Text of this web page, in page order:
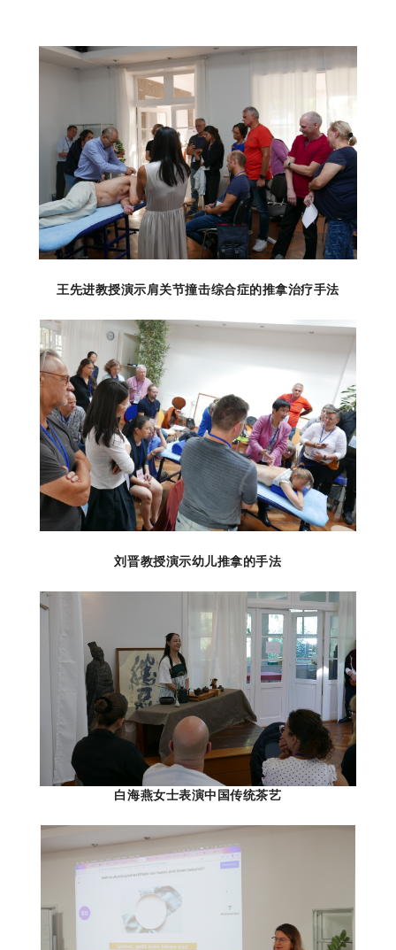
王先进教授演示肩关节撞击综合症的推拿治疗手法
刘晋教授演示幼儿推拿的手法
白海燕女士表演中国传统茶艺